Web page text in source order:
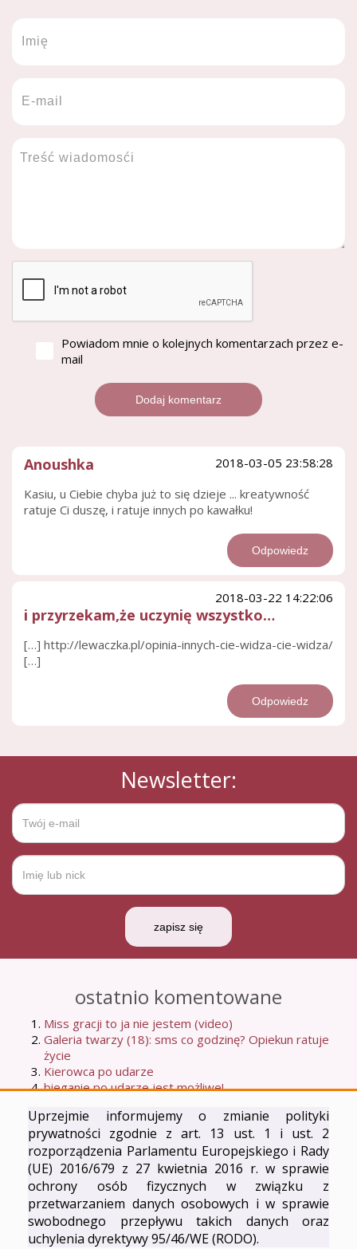
Uprzejmie informujemy o zmianie polityki
prywatności zgodnie z art. 13 ust. 1 i ust. 2
rozporządzenia Parlamentu Europejskiego i Rady
(UE) 2016/679 z 27 kwietnia 2016 r. w sprawie
ochrony osób fizycznych w związku z
przetwarzaniem danych osobowych i w sprawie
swobodnego przepływu takich danych oraz
uchylenia dyrektywy 95/46/WE (RODO).
Powiadom mnie o kolejnych komentarzach przez e-
mail
2018-03-05 23:58:28
Anoushka
Kasiu, u Ciebie chyba już to się dzieje ... kreatywność
ratuje Ci duszę, i ratuje innych po kawałku!
Odpowiedz
2018-03-22 14:22:06
i przyrzekam,że uczynię wszystko…
[…] http://lewaczka.pl/opinia-innych-cie-widza-cie-widza/
[…]
Odpowiedz
Newsletter:
zapisz się
ostatnio komentowane
Miss gracji to ja nie jestem (video)
Galeria twarzy (18): sms co godzinę? Opiekun ratuje
życie
Kierowca po udarze
bieganie po udarze jest możliwe!
lepsze w moim życiu?
Najpopularniejsze
O czytaniu książki Anny Naskręt
bieganie po udarze jest możliwe!
opaska medyczna - pewność siebie na przegubie?:)
Kierowca po udarze
CV osoby niepełnosprawnej? szukam pracy...